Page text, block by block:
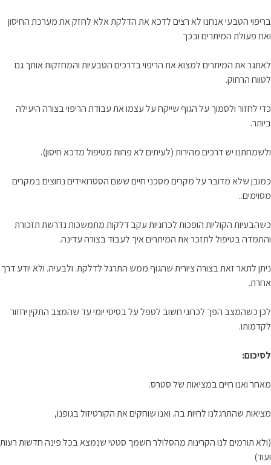
בריפוי הטבעי אנחנו לא רצים לדכא את הדלקת אלא לחזק את מערכת החיסון
ואת פעולת המיתרים ובכך
לאתגר את המיתרים למצוא את הריפוי בדרכים הטבעיות והמחזקות אותך גם
לטווח הרחוק.
כדי לחזור ולסמוך על הגוף שייקח על עצמו את עבודת הריפוי בצורה היעילה
ביותר.
ולשמחתנו יש דרכים מהירות (לעיתים לא פחות מטיפול מדכא חיסון).
כמובן שלא מדובר על מקרים מסכני חיים ששם הסטרואידים נחוצים במקרים
מסוימים..
כשהבעיות הקוליות הופכות לכרוניות עקב דלקות מתמשכות נדרשת תזכורת
והתמדה בטיפול לתזכר את המיתרים איך לעבוד בצורה עדינה.
ניתן לתאר זאת בצורה ציורית שהגוף ממש התרגל לדלקת. ולבעיה. ולא יודע דרך
אחרת.
לכן כשהמצב הפך לכרוני חשוב לטפל על בסיסי יומי עד שהמצב התקין יחזור
לקדמותו.
לסיכום:
מאחר ואנו חיים במציאות של סטרס.
מציאות שהתרגלנו לחיות בה. ואנו שוחקים את הקורטיזול בגופנו,
(ולא תורמים לנו הקרינות מהסלולר חשמך סטטי שנמצא בכל פינה חדשות רעות
ועוד)